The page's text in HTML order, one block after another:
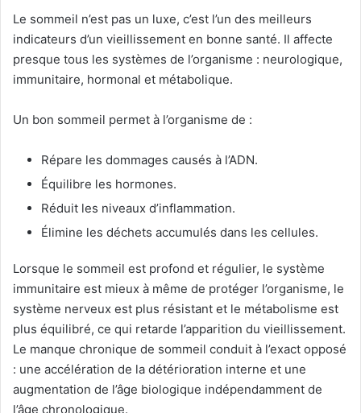
Le sommeil n’est pas un luxe, c’est l’un des meilleurs
indicateurs d’un vieillissement en bonne santé. Il affecte
presque tous les systèmes de l’organisme : neurologique,
immunitaire, hormonal et métabolique.
Un bon sommeil permet à l’organisme de :
Répare les dommages causés à l’ADN.
Équilibre les hormones.
Réduit les niveaux d’inflammation.
Élimine les déchets accumulés dans les cellules.
Lorsque le sommeil est profond et régulier, le système
immunitaire est mieux à même de protéger l’organisme, le
système nerveux est plus résistant et le métabolisme est
plus équilibré, ce qui retarde l’apparition du vieillissement.
Le manque chronique de sommeil conduit à l’exact opposé
: une accélération de la détérioration interne et une
augmentation de l’âge biologique indépendamment de
l’âge chronologique.